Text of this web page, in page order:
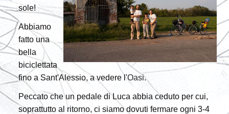
sole!
Abbiamo
fatto una
bella
biciclettata
fino a Sant'Alessio, a vedere l'Oasi.
Peccato che un pedale di Luca abbia ceduto per cui,
soprattutto al ritorno, ci siamo dovuti fermare ogni 3-4